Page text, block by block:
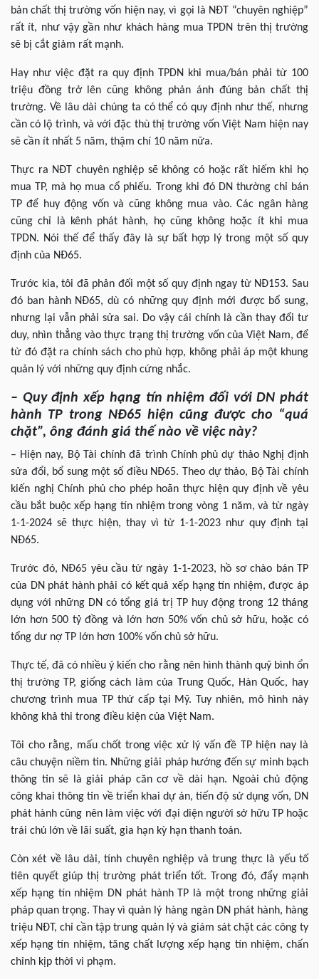
bản chất thị trường vốn hiện nay, vì gọi là NĐT “chuyên nghiệp”
rất ít, như vậy gần như khách hàng mua TPDN trên thị trường
sẽ bị cắt giảm rất mạnh.
Hay như việc đặt ra quy định TPDN khi mua/bán phải từ 100
triệu đồng trở lên cũng không phản ánh đúng bản chất thị
trường. Về lâu dài chúng ta có thể có quy định như thế, nhưng
cần có lộ trình, và với đặc thù thị trường vốn Việt Nam hiện nay
sẽ cần ít nhất 5 năm, thậm chí 10 năm nữa.
Thực ra NĐT chuyên nghiệp sẽ không có hoặc rất hiếm khi họ
mua TP, mà họ mua cổ phiếu. Trong khi đó DN thường chỉ bán
TP để huy động vốn và cũng không mua vào. Các ngân hàng
cũng chỉ là kênh phát hành, họ cũng không hoặc ít khi mua
TPDN. Nói thế để thấy đây là sự bất hợp lý trong một số quy
định của NĐ65.
Trước kia, tôi đã phản đối một số quy định ngay từ NĐ153. Sau
đó ban hành NĐ65, dù có những quy định mới được bổ sung,
nhưng lại vẫn phải sửa sai. Do vậy cái chính là cần thay đổi tư
duy, nhìn thẳng vào thực trạng thị trường vốn của Việt Nam, để
từ đó đặt ra chính sách cho phù hợp, không phải áp một khung
quản lý với những quy định cứng nhắc.
– Quy định xếp hạng tín nhiệm đối với DN phát
hành TP trong NĐ65 hiện cũng được cho “quá
chặt”, ông đánh giá thế nào về việc này?
– Hiện nay, Bộ Tài chính đã trình Chính phủ dự thảo Nghị định
sửa đổi, bổ sung một số điều NĐ65. Theo dự thảo, Bộ Tài chính
kiến nghị Chính phủ cho phép hoãn thực hiện quy định về yêu
cầu bắt buộc xếp hạng tín nhiệm trong vòng 1 năm, và từ ngày
1-1-2024 sẽ thực hiện, thay vì từ 1-1-2023 như quy định tại
NĐ65.
Trước đó, NĐ65 yêu cầu từ ngày 1-1-2023, hồ sơ chào bán TP
của DN phát hành phải có kết quả xếp hạng tín nhiệm, được áp
dụng với những DN có tổng giá trị TP huy động trong 12 tháng
lớn hơn 500 tỷ đồng và lớn hơn 50% vốn chủ sở hữu, hoặc có
tổng dư nợ TP lớn hơn 100% vốn chủ sở hữu.
Thực tế, đã có nhiều ý kiến cho rằng nên hình thành quỹ bình ổn
thị trường TP, giống cách làm của Trung Quốc, Hàn Quốc, hay
chương trình mua TP thứ cấp tại Mỹ. Tuy nhiên, mô hình này
không khả thi trong điều kiện của Việt Nam.
Tôi cho rằng, mấu chốt trong việc xử lý vấn đề TP hiện nay là
câu chuyện niềm tin. Những giải pháp hướng đến sự minh bạch
thông tin sẽ là giải pháp căn cơ về dài hạn. Ngoài chủ động
công khai thông tin về triển khai dự án, tiến độ sử dụng vốn, DN
phát hành cũng nên làm việc với đại diện người sở hữu TP hoặc
trái chủ lớn về lãi suất, gia hạn kỳ hạn thanh toán.
Còn xét về lâu dài, tính chuyên nghiệp và trung thực là yếu tố
tiên quyết giúp thị trường phát triển tốt. Trong đó, đẩy mạnh
xếp hạng tín nhiệm DN phát hành TP là một trong những giải
pháp quan trọng. Thay vì quản lý hàng ngàn DN phát hành, hàng
triệu NĐT, chỉ cần tập trung quản lý và giám sát chặt các công ty
xếp hạng tín nhiệm, tăng chất lượng xếp hạng tín nhiệm, chấn
chỉnh kịp thời vi phạm.